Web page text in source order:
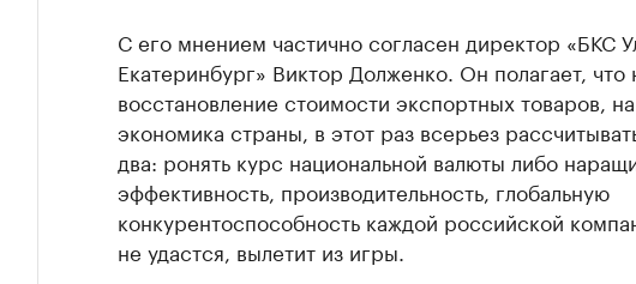
С его мнением частично согласен директор «БКС
Екатеринбург» Виктор Долженко. Он полагает, что
восстановление стоимости экспортных товаров,
экономика страны, в этот раз всерьез
два: ронять курс национальной валюты либо
эффективность, производительность, глобальную
конкурентоспособность каждой российской
не удастся, вылетит из игры.